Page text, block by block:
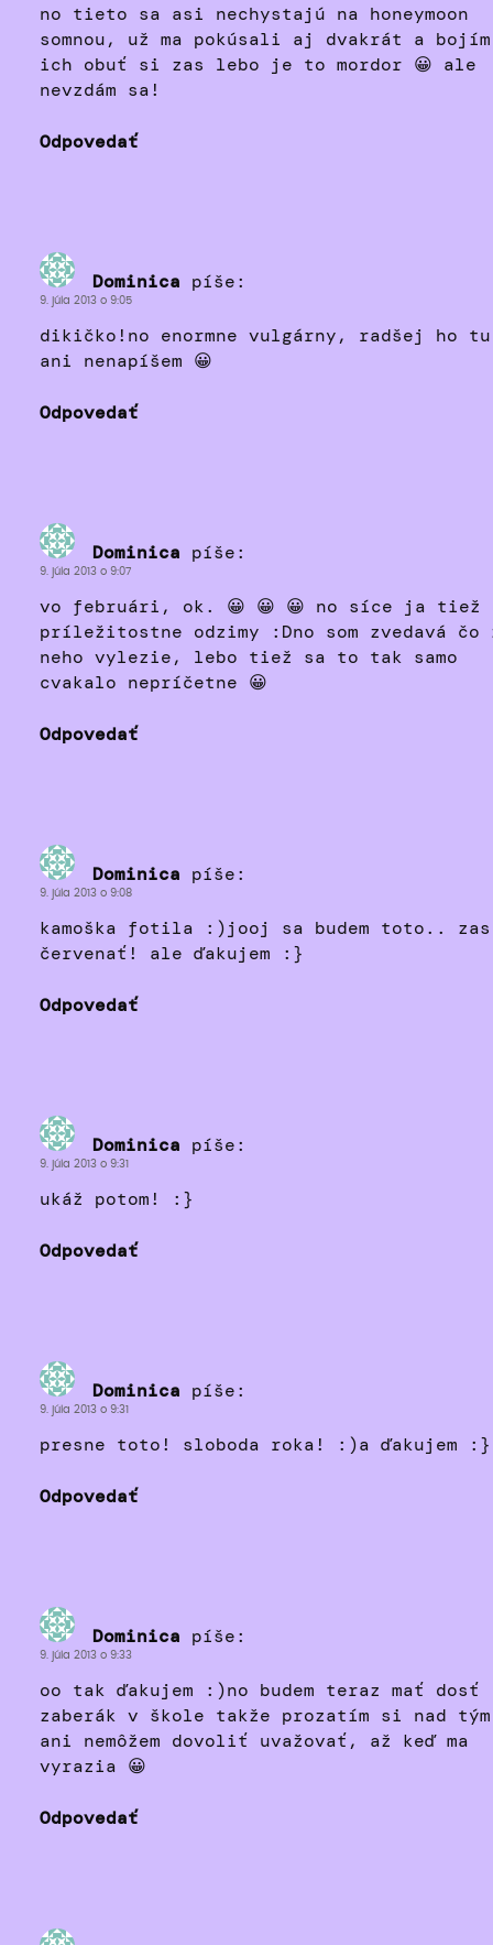
no tieto sa asi nechystajú na honeymoon
somnou, už ma pokúsali aj dvakrát a
ich obuť si zas lebo je to mordor 😀 ale
nevzdám sa!
Odpovedať
Dominica píše:
9. júla 2013 o 9:05
dikičko!no enormne vulgárny, radšej ho tu
ani nenapíšem 😀
Odpovedať
Dominica píše:
9. júla 2013 o 9:07
vo februári, ok. 😀 😀 😀 no síce ja tiež
príležitostne odzimy :Dno som zvedavá čo
neho vylezie, lebo tiež sa to tak samo
cvakalo nepríčetne 😀
Odpovedať
Dominica píše:
9. júla 2013 o 9:08
kamoška fotila :)jooj sa budem toto.. zas
červenať! ale ďakujem :}
Odpovedať
Dominica píše:
9. júla 2013 o 9:31
ukáž potom! :}
Odpovedať
Dominica píše:
9. júla 2013 o 9:31
presne toto! sloboda roka! :)a ďakujem :}
Odpovedať
Dominica píše:
9. júla 2013 o 9:33
oo tak ďakujem :)no budem teraz mať dosť
zaberák v škole takže prozatím si nad tým
ani nemôžem dovoliť uvažovať, až keď ma
vyrazia 😀
Odpovedať